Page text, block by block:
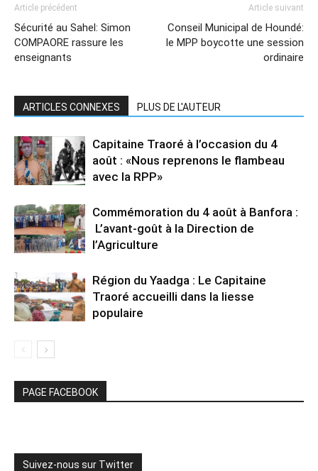
Article précédent
Sécurité au Sahel: Simon
COMPAORE rassure les
enseignants
Article suivant
Conseil Municipal de Houndé:
le MPP boycotte une session
ordinaire
ARTICLES CONNEXES PLUS DE L'AUTEUR
Capitaine Traoré à l’occasion du 4
août : «Nous reprenons le flambeau
avec la RPP»
Commémoration du 4 août à Banfora :
L’avant-goût à la Direction de
l’Agriculture
Région du Yaadga : Le Capitaine
Traoré accueilli dans la liesse
populaire
PAGE FACEBOOK
Suivez-nous sur Twitter